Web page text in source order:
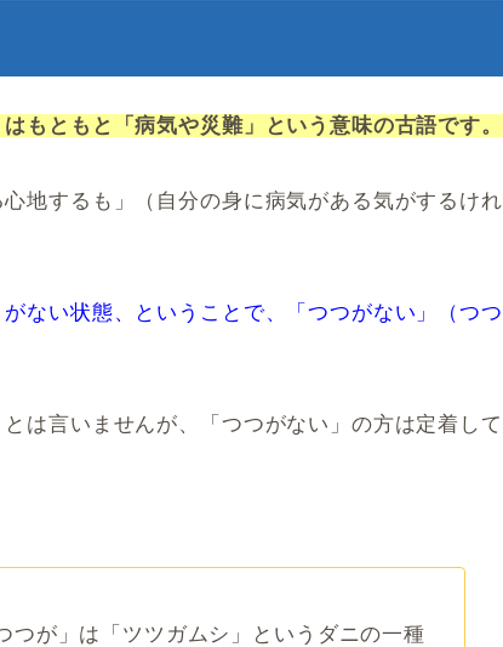
もともと「病気や災難」という意味の古語です。
地するも」（自分の身に病気がある気がするけれ
ない状態、ということで、「つつがない」（つつ
は言いませんが、「つつがない」の方は定着して
つが」は「ツツガムシ」というダニの一種